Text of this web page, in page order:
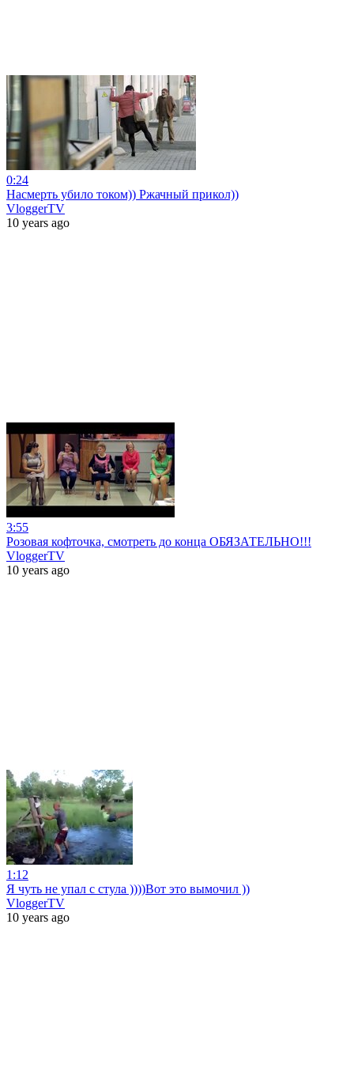
0:24
Насмерть убило током)) Ржачный прикол))
VloggerTV
10 years ago
3:55
Розовая кофточка, смотреть до конца ОБЯЗАТЕЛЬНО!!!
VloggerTV
10 years ago
1:12
Я чуть не упал с стула ))))Вот это вымочил ))
VloggerTV
10 years ago